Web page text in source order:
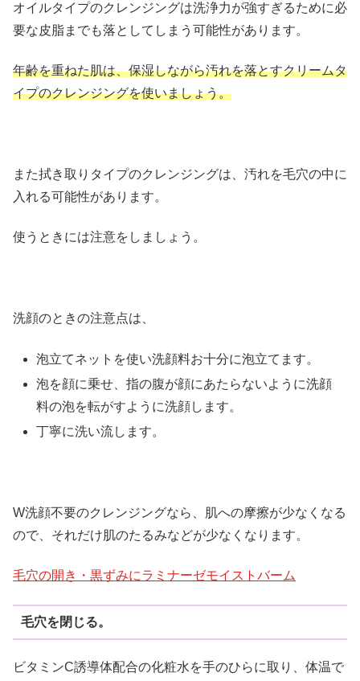
オイルタイプのクレンジングは洗浄力が強すぎるために必
要な皮脂までも落としてしまう可能性があります。
年齢を重ねた肌は、保湿しながら汚れを落とすクリームタ
イプのクレンジングを使いましょう。
また拭き取りタイプのクレンジングは、汚れを毛穴の中に
入れる可能性があります。
使うときには注意をしましょう。
洗顔のときの注意点は、
泡立てネットを使い洗顔料お十分に泡立てます。
泡を顔に乗せ、指の腹が顔にあたらないように洗顔
料の泡を転がすように洗顔します。
丁寧に洗い流します。
W洗顔不要のクレンジングなら、肌への摩擦が少なくなる
ので、それだけ肌のたるみなどが少なくなります。
毛穴の開き・黒ずみにラミナーゼモイストバーム
毛穴を閉じる。
ビタミンC誘導体配合の化粧水を手のひらに取り、体温で